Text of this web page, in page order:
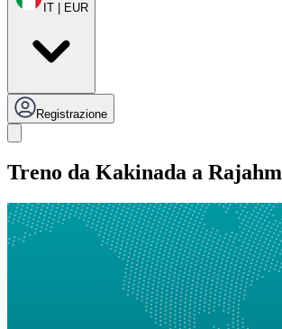
IT | EUR
Registrazione
Treno da Kakinada a